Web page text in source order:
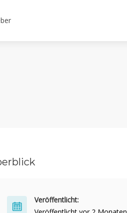
Veröffentlicht: